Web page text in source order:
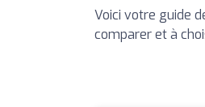
Voici votre guide
comparer et à